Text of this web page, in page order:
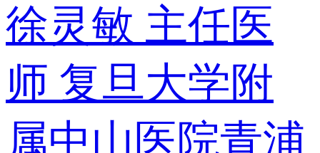
徐灵敏 主任医
师 复旦大学附
属中山医院青浦